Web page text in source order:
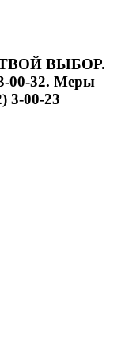
ВЫБОР.
00-32. Меры
3-00-23